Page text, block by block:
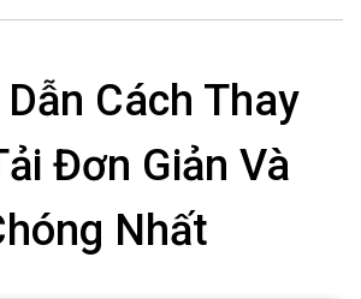
Cách Thay
Đơn Giản Và
Nhất